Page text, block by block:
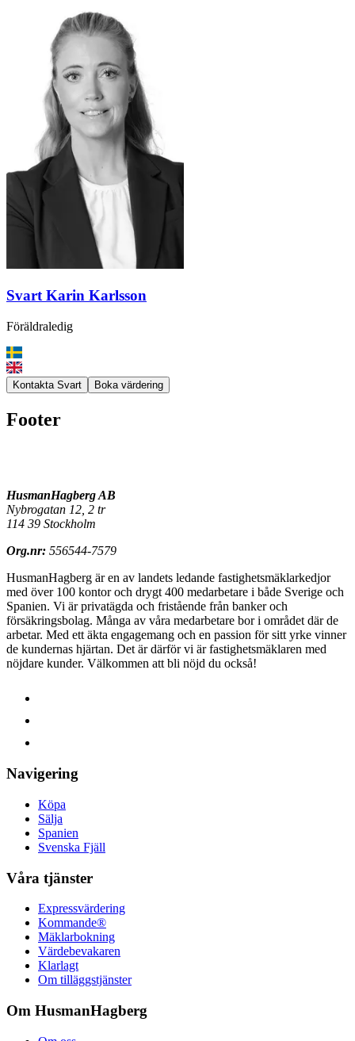
Svart Karin Karlsson
Föräldraledig
Kontakta Svart Boka värdering
Footer
HusmanHagberg AB
Nybrogatan 12, 2 tr
114 39 Stockholm
Org.nr: 556544-7579
HusmanHagberg är en av landets ledande fastighetsmäklarkedjor
med över 100 kontor och drygt 400 medarbetare i både Sverige och
Spanien. Vi är privatägda och fristående från banker och
försäkringsbolag. Många av våra medarbetare bor i området där de
arbetar. Med ett äkta engagemang och en passion för sitt yrke vinner
de kundernas hjärtan. Det är därför vi är fastighetsmäklaren med
nöjdare kunder. Välkommen att bli nöjd du också!
Navigering
Köpa
Sälja
Spanien
Svenska Fjäll
Våra tjänster
Expressvärdering
Kommande®
Mäklarbokning
Värdebevakaren
Klarlagt
Om tilläggstjänster
Om HusmanHagberg